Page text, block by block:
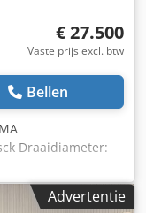
€ 27.500
Vaste prijs excl. btw
Bellen
Draaidiameter:
informatie zie
toebehoren
Advertentie